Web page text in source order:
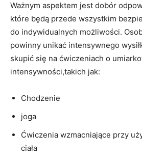
Ważnym aspektem jest dobór
które będą przede wszystkim
do indywidualnych możliwości.
powinny unikać intensywnego
skupić się na ćwiczeniach o
intensywności,takich jak:
Chodzenie
joga
Ćwiczenia wzmacniające przy
ciała